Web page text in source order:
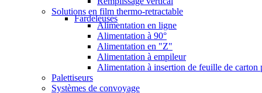
Solutions en film thermo-retractable
Fardeleuses
Alimentation en ligne
Alimentation à 90°
Alimentation en "Z"
Alimentation à empileur
Alimentation à insertion de feuille de carton
Palettiseurs
Systèmes de convoyage